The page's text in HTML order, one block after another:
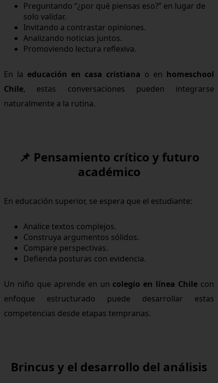
Preguntando “¿por qué piensas eso?” en lugar de
solo validar.
Invitando a contrastar opiniones.
Analizando noticias juntos.
Promoviendo lectura reflexiva.
En la educación en casa cristiana o en homeschool
Chile, estas conversaciones pueden integrarse
naturalmente a la rutina.
📌 Pensamiento crítico y futuro
académico
En educación superior, se espera que el estudiante:
Analice textos complejos.
Construya argumentos sólidos.
Compare perspectivas.
Defienda posturas con evidencia.
Un niño que aprende en un colegio en línea Chile con
enfoque estructurado puede desarrollar estas
competencias desde etapas tempranas.
Brincus y el desarrollo del análisis